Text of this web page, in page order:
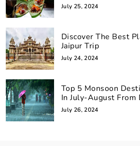
July 25, 2024
Discover The Best
Jaipur Trip
July 24, 2024
Top 5 Monsoon
In July-August From
July 26, 2024